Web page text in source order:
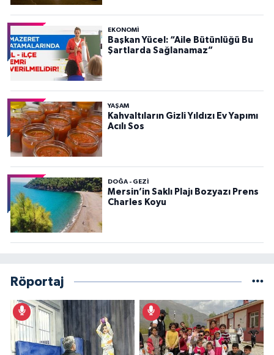
EKONOMI
Başkan Yücel: “Aile Bütünlüğü Bu
Şartlarda Sağlanamaz”
YAŞAM
Kahvaltıların Gizli Yıldızı Ev Yapımı
Acılı Sos
DOĞA - GEZI
Mersin’in Saklı Plajı Bozyazı Prens
Charles Koyu
Röportaj